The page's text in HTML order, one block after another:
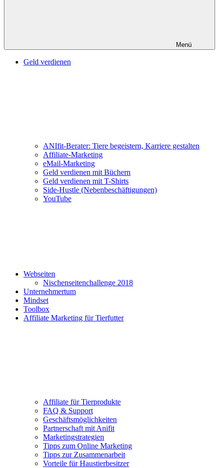
Menü
Geld verdienen
ANIfit-Berater: Tiere begeistern, Karriere gestalten
Affiliate-Marketing
eMail-Marketing
Geld verdienen mit Büchern
Geld verdienen mit T-Shirts
Side-Hustle (Nebenbeschäftigungen)
YouTube
Webseiten
Nischenseitenchallenge 2018
Unternehmertum
Mindset
Toolbox
Affiliate Marketing für Tierfutter
Affiliate für Tierprodukte
FAQ & Support
Geschäftsmöglichkeiten
Partnerschaft mit Anifit
Marketingstrategien
Tipps zum Online Marketing
Tipps zur Zusammenarbeit
Vorteile für Haustierbesitzer